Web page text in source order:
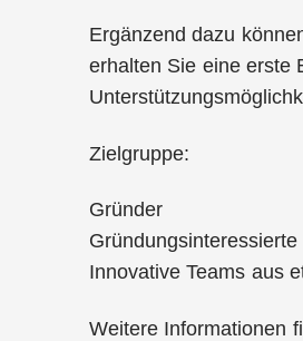
Ergänzend dazu
erhalten Sie eine erste
Zielgruppe:
Gründer
Gründungsinteressierte
Innovative Teams aus
Weitere Informationen